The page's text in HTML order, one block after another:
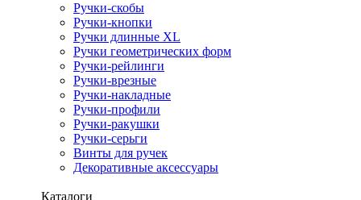
Ручки-скобы
Ручки-кнопки
Ручки длинные XL
Ручки геометрических форм
Ручки-рейлинги
Ручки-врезные
Ручки-накладные
Ручки-профили
Ручки-ракушки
Ручки-серьги
Винты для ручек
Декоративные аксессуары
Каталоги